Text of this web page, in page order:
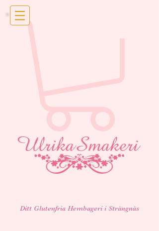
Ditt Glutenfria Hembageri i Strängnäs